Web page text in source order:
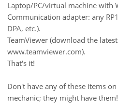
Laptop/PC/virtual machine with
Communication adapter: any
DPA, etc.).
TeamViewer (download the
www.teamviewer.com).
That's it!
Don't have any of these items
mechanic; they might have them!